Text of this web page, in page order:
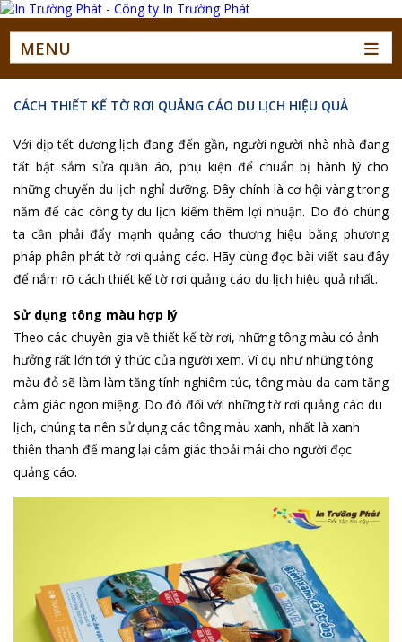
MENU
CÁCH THIẾT KẾ TỜ RƠI QUẢNG CÁO DU LỊCH HIỆU QUẢ
Với dịp tết dương lịch đang đến gần, người người nhà nhà đang
tất bật sắm sửa quần áo, phụ kiện để chuẩn bị hành lý cho
những chuyến du lịch nghỉ dưỡng. Đây chính là cơ hội vàng trong
năm để các công ty du lịch kiếm thêm lợi nhuận. Do đó chúng
ta cần phải đẩy mạnh quảng cáo thương hiệu bằng phương
pháp phân phát tờ rơi quảng cáo. Hãy cùng đọc bài viết sau đây
để nắm rõ cách thiết kế tờ rơi quảng cáo du lịch hiệu quả nhất.
Sử dụng tông màu hợp lý
Theo các chuyên gia về thiết kế tờ rơi, những tông màu có ảnh
hưởng rất lớn tới ý thức của người xem. Ví dụ như những tông
màu đỏ sẽ làm làm tăng tính nghiêm túc, tông màu da cam tăng
cảm giác ngon miệng. Do đó đối với những tờ rơi quảng cáo du
lịch, chúng ta nên sử dụng các tông màu xanh, nhất là xanh
thiên thanh để mang lại cảm giác thoải mái cho người đọc
quảng cáo.